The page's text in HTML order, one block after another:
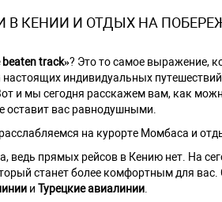
В КЕНИИ И ОТДЫХ НА
track»? Это то самое выражение,
индивидуальных
и мы сегодня расскажем вам, как
оставит вас равнодушными.
на курорте Момбаса и
ведь прямых рейсов в Кению нет. На
станет более комфортным для вас.
и Турецкие авиалинии.